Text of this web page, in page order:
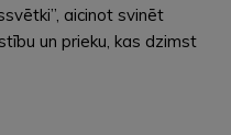
aicinot svinēt
un prieku, kas dzimst